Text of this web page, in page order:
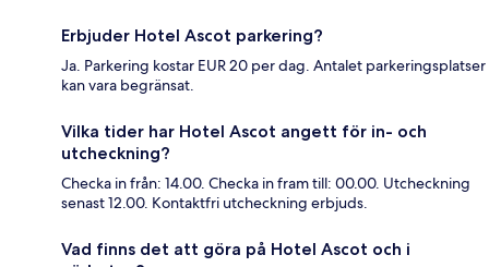
Erbjuder Hotel Ascot parkering?
Ja. Parkering kostar EUR 20 per dag. Antalet parkeringsplatser
kan vara begränsat.
Vilka tider har Hotel Ascot angett för in- och
utcheckning?
Checka in från: 14.00. Checka in fram till: 00.00. Utcheckning
senast 12.00. Kontaktfri utcheckning erbjuds.
Vad finns det att göra på Hotel Ascot och i